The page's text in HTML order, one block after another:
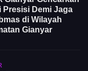
Presisi Demi Jaga
di Wilayah
Gianyar